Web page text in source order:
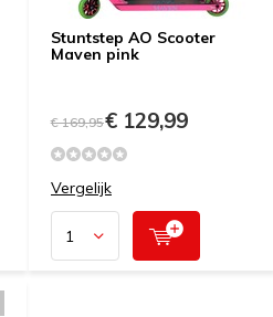
Stuntstep AO Scooter
Maven pink
€ 169,95€ 129,99
Vergelijk